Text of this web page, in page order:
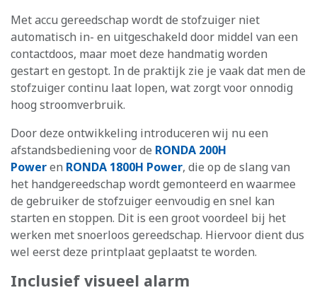
Met accu gereedschap wordt de stofzuiger niet
automatisch in- en uitgeschakeld door middel van een
contactdoos, maar moet deze handmatig worden
gestart en gestopt. In de praktijk zie je vaak dat men de
stofzuiger continu laat lopen, wat zorgt voor onnodig
hoog stroomverbruik.
Door deze ontwikkeling introduceren wij nu een
afstandsbediening voor de RONDA 200H
Poweren RONDA 1800H Power, die op de slang van
het handgereedschap wordt gemonteerd en waarmee
de gebruiker de stofzuiger eenvoudig en snel kan
starten en stoppen. Dit is een groot voordeel bij het
werken met snoerloos gereedschap. Hiervoor dient dus
wel eerst deze printplaat geplaatst te worden.
Inclusief visueel alarm